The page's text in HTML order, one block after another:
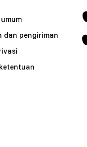
dan pengiriman